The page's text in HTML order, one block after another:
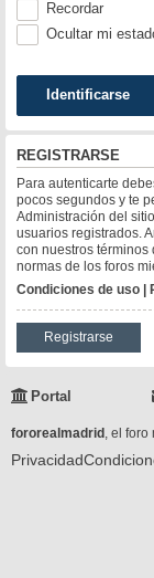
Recordar
Ocultar mi
REGISTRARSE
Para autenticarte
pocos segundos y te
Administración del
usuarios registrados.
con nuestros términos
normas de los foros
Condiciones de uso |
Registrarse
Portal
fororealmadrid , el
Privacidad